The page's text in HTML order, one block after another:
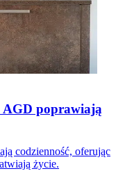
AGD poprawiają
codzienność, oferując
życie.